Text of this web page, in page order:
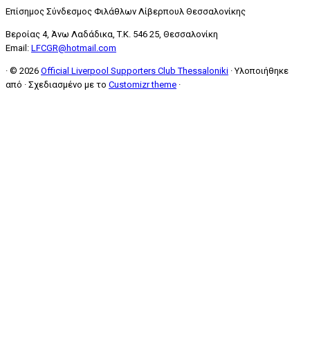
Επίσημος Σύνδεσμος Φιλάθλων Λίβερπουλ Θεσσαλονίκης
Βεροίας 4, Άνω Λαδάδικα, T.K. 546 25, Θεσσαλονίκη
Email: LFCGR@hotmail.com
· © 2026 Official Liverpool Supporters Club Thessaloniki ·Υλοποιήθηκε
από · Σχεδιασμένο με το Customizr theme ·